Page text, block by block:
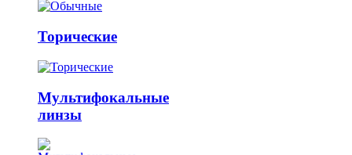
Торические
Мультифокальные
линзы